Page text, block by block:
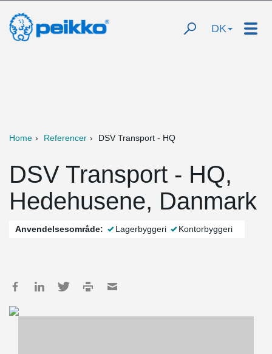
DK
Home Referencer DSV Transport - HQ
DSV Transport - HQ,
Hedehusene, Danmark
Anvendelsesområde: Lagerbyggeri Kontorbyggeri